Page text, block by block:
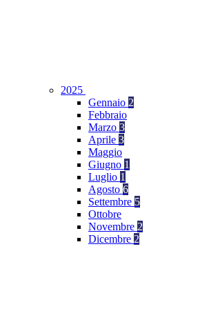
2025
Gennaio 2
Febbraio
Marzo 3
Aprile 3
Maggio
Giugno 1
Luglio 1
Agosto 6
Settembre 5
Ottobre
Novembre 2
Dicembre 2